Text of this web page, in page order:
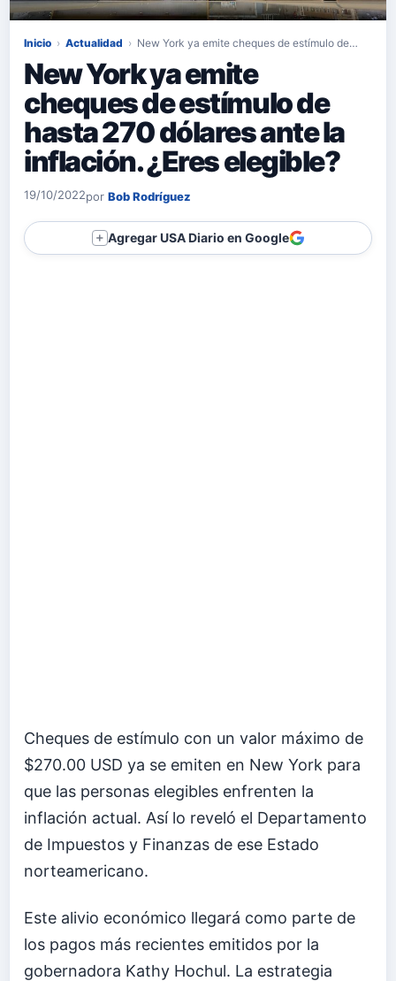
Inicio › Actualidad › New York ya emite cheques de estímulo de…
New York ya emite
cheques de estímulo de
hasta 270 dólares ante la
inflación. ¿Eres elegible?
19/10/2022por Bob Rodríguez
＋ Agregar USA Diario en Google
Cheques de estímulo con un valor máximo de
$270.00 USD ya se emiten en New York para
que las personas elegibles enfrenten la
inflación actual. Así lo reveló el Departamento
de Impuestos y Finanzas de ese Estado
norteamericano.
Este alivio económico llegará como parte de
los pagos más recientes emitidos por la
gobernadora Kathy Hochul. La estrategia